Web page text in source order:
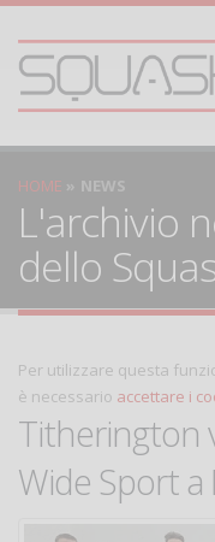
HOME NEWS
L'archivio
dello
Per utilizzare questa
è necessario accettare i
Titherington
Wide Sport